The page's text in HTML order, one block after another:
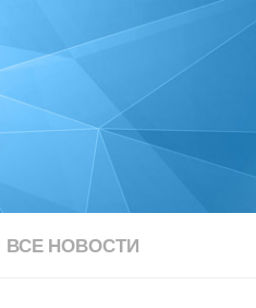
ВСЕ НОВОСТИ